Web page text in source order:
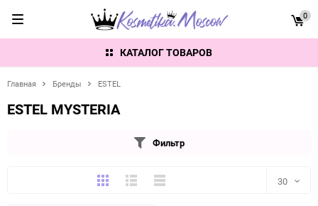
КАТАЛОГ ТОВАРОВ
0
Главная Бренды ESTEL
ESTEL MYSTERIA
Фильтр
ПлиткаПодробноКомпактно 30